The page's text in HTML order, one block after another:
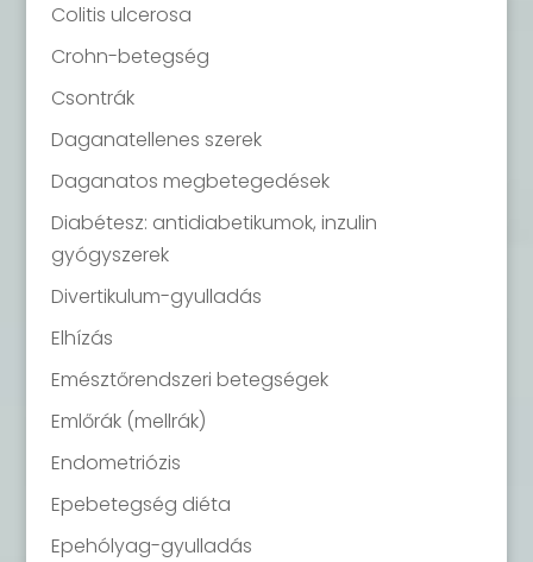
Colitis ulcerosa
Crohn-betegség
Csontrák
Daganatellenes szerek
Daganatos megbetegedések
Diabétesz: antidiabetikumok, inzulin
gyógyszerek
Divertikulum-gyulladás
Elhízás
Emésztőrendszeri betegségek
Emlőrák (mellrák)
Endometriózis
Epebetegség diéta
Epehólyag-gyulladás